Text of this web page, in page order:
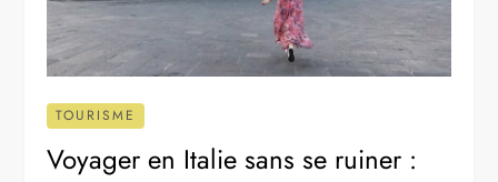
TOURISME
Voyager en Italie sans se ruiner :